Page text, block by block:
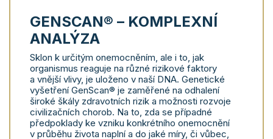
GENSCAN® – KOMPLEXNÍ
ANALÝZA
Sklon k určitým onemocněním, ale i to, jak
organismus reaguje na různé rizikové faktory
a vnější vlivy, je uloženo v naší DNA. Genetické
vyšetření GenScan® je zaměřené na odhalení
široké škály zdravotních rizik a možnosti rozvoje
civilizačních chorob. Na to, zda se případné
předpoklady ke vzniku konkrétního onemocnění
v průběhu života naplní a do jaké míry, či vůbec,